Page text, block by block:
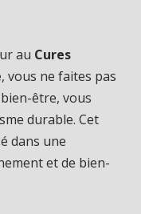
au Cures
, vous ne faites pas
être, vous
durable. Cet
dans une
et de bien-